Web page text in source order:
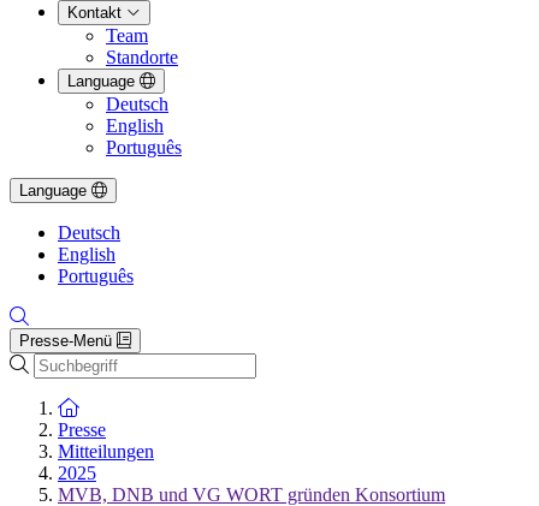
Kontakt
Team
Standorte
Language
Deutsch
English
Português
Language
Deutsch
English
Português
Presse-Menü
Suche
Zur Startseite
Presse
Mitteilungen
2025
MVB, DNB und VG WORT gründen Konsortium